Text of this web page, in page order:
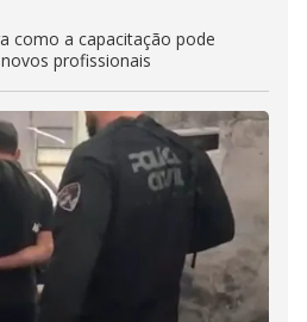
como a capacitação pode
profissionais